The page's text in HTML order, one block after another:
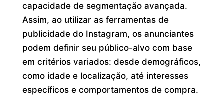
capacidade de segmentação avançada.
Assim, ao utilizar as ferramentas de
publicidade do Instagram, os anunciantes
podem definir seu público-alvo com base
em critérios variados: desde demográficos,
como idade e localização, até interesses
específicos e comportamentos de compra.